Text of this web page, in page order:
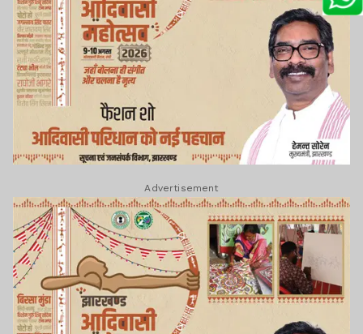
Advertisement